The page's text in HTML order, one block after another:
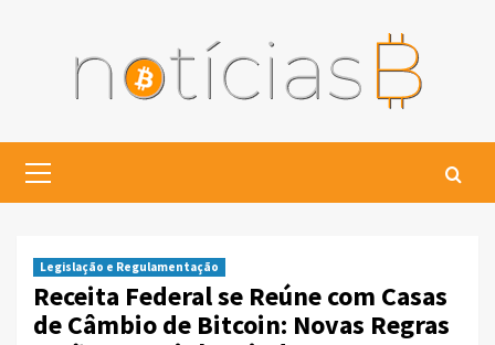
Menu
Legislação e Regulamentação
Receita Federal se Reúne com Casas
de Câmbio de Bitcoin: Novas Regras